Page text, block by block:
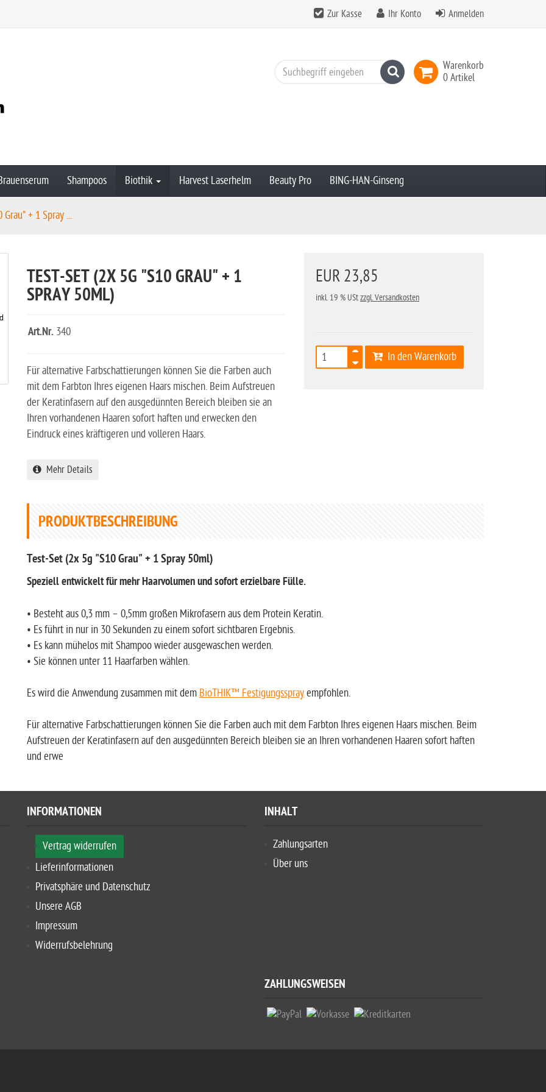
Zur Kasse Ihr Konto Anmelden
Warenkorb
0 Artikel
Suchen
Shampoos Biothik Harvest Laserhelm Beauty Pro BING-HAN-Ginseng
+ 1 Spray ...
EUR 23,85
inkl. 19 % UStzzgl. Versandkosten
In den Warenkorb
TEST-SET (2X 5G "S10 GRAU" + 1
SPRAY 50ML)
Art.Nr. 340
Für alternative Farbschattierungen können Sie die Farben auch
mit dem Farbton Ihres eigenen Haars mischen. Beim Aufstreuen
der Keratinfasern auf den ausgedünnten Bereich bleiben sie an
Ihren vorhandenen Haaren sofort haften und erwecken den
Eindruck eines kräftigeren und volleren Haars.
Mehr Details
PRODUKTBESCHREIBUNG
Test-Set (2x 5g "S10 Grau" + 1 Spray 50ml)
Speziell entwickelt für mehr Haarvolumen und sofort erzielbare Fülle.
• Besteht aus 0,3 mm – 0,5mm großen Mikrofasern aus dem Protein Keratin.
• Es führt in nur in 30 Sekunden zu einem sofort sichtbaren Ergebnis.
• Es kann mühelos mit Shampoo wieder ausgewaschen werden.
• Sie können unter 11 Haarfarben wählen.
Es wird die Anwendung zusammen mit dem BioTHIK™ Festigungssprayempfohlen.
Für alternative Farbschattierungen können Sie die Farben auch mit dem Farbton Ihres eigenen Haars mischen. Beim
Aufstreuen der Keratinfasern auf den ausgedünnten Bereich bleiben sie an Ihren vorhandenen Haaren sofort haften
und erwe
INFORMATIONEN
Vertrag widerrufen
Lieferinformationen
Privatsphäre und Datenschutz
Unsere AGB
Impressum
Widerrufsbelehrung
INHALT
Zahlungsarten
Über uns
ZAHLUNGSWEISEN